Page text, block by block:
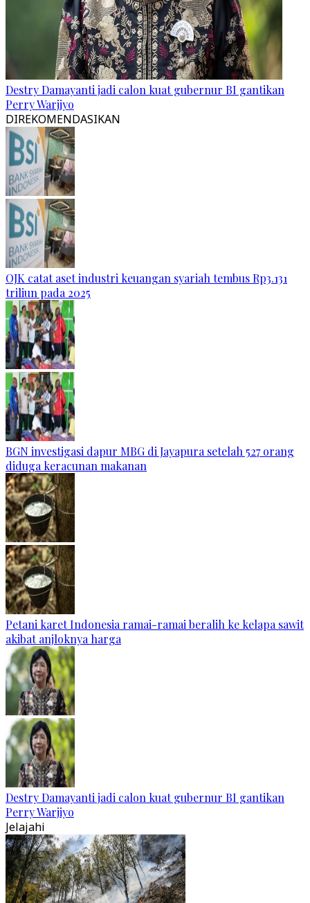
Destry Damayanti jadi calon kuat gubernur BI gantikan
Perry Warjiyo
DIREKOMENDASIKAN
OJK catat aset industri keuangan syariah tembus Rp3.131
triliun pada 2025
BGN investigasi dapur MBG di Jayapura setelah 527 orang
diduga keracunan makanan
Petani karet Indonesia ramai-ramai beralih ke kelapa sawit
akibat anjloknya harga
Destry Damayanti jadi calon kuat gubernur BI gantikan
Perry Warjiyo
Jelajahi